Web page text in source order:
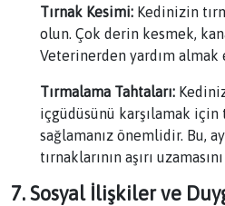
Tırnak Kesimi: Kedinizin
olun. Çok derin kesmek,
Veterinerden yardım
Tırmalama Tahtaları:
içgüdüsünü karşılamak için
sağlamanız önemlidir. Bu,
tırnaklarının aşırı
7. Sosyal İlişkiler ve